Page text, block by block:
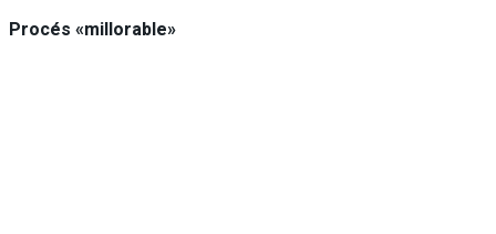
Procés «millorable»